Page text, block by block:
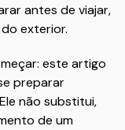
antes de viajar,
exterior.
este artigo
preparar
não substitui,
de um